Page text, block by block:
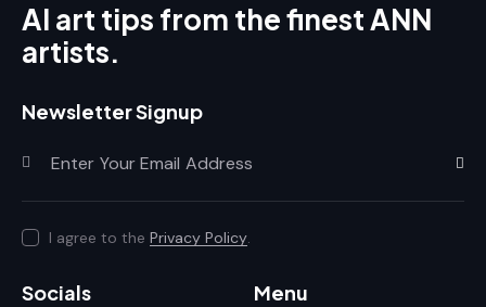
AI art tips from the finest ANN
artists.
Newsletter Signup
I agree to the Privacy Policy.
Socials Menu